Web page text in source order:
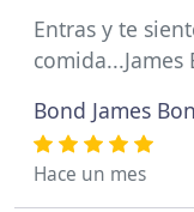
Entras y te
Bond James
Hace un mes